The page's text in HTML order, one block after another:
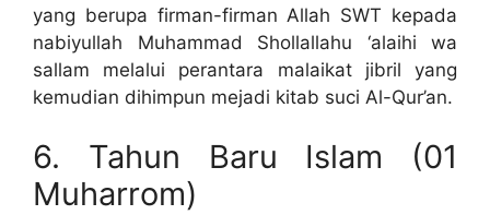
yang berupa firman-firman Allah SWT kepada
nabiyullah Muhammad Shollallahu ‘alaihi wa
sallam melalui perantara malaikat jibril yang
kemudian dihimpun mejadi kitab suci Al-Qur’an.
6. Tahun Baru Islam (01
Muharrom)